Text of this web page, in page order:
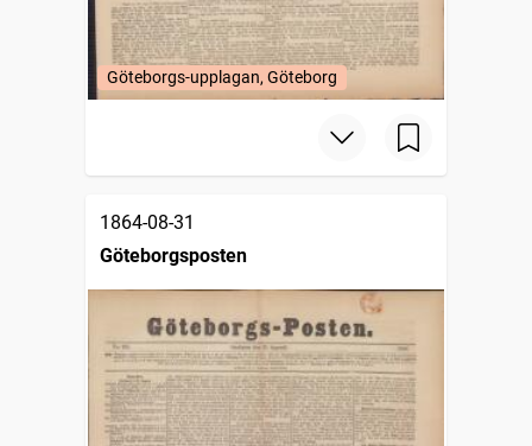
Göteborgs-upplagan, Göteborg
1864-08-31
Göteborgsposten